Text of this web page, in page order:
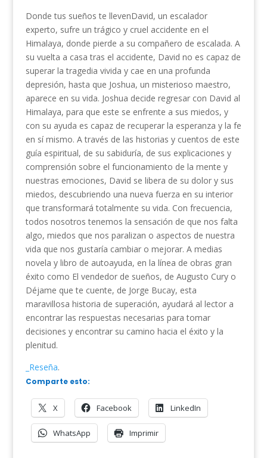
Donde tus sueños te llevenDavid, un escalador
experto, sufre un trágico y cruel accidente en el
Himalaya, donde pierde a su compañero de escalada. A
su vuelta a casa tras el accidente, David no es capaz de
superar la tragedia vivida y cae en una profunda
depresión, hasta que Joshua, un misterioso maestro,
aparece en su vida. Joshua decide regresar con David al
Himalaya, para que este se enfrente a sus miedos, y
con su ayuda es capaz de recuperar la esperanza y la fe
en sí mismo. A través de las historias y cuentos de este
guía espiritual, de su sabiduría, de sus explicaciones y
comprensión sobre el funcionamiento de la mente y
nuestras emociones, David se libera de su dolor y sus
miedos, descubriendo una nueva fuerza en su interior
que transformará totalmente su vida. Con frecuencia,
todos nosotros tenemos la sensación de que nos falta
algo, miedos que nos paralizan o aspectos de nuestra
vida que nos gustaría cambiar o mejorar. A medias
novela y libro de autoayuda, en la línea de obras gran
éxito como El vendedor de sueños, de Augusto Cury o
Déjame que te cuente, de Jorge Bucay, esta
maravillosa historia de superación, ayudará al lector a
encontrar las respuestas necesarias para tomar
decisiones y encontrar su camino hacia el éxito y la
plenitud.
_Reseña.
Comparte esto:
X Facebook LinkedIn
WhatsApp Imprimir